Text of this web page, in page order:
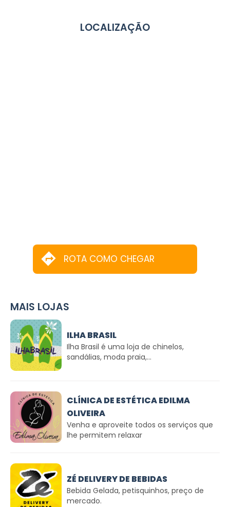
LOCALIZAÇÃO
ROTA COMO CHEGAR
MAIS LOJAS
ILHA BRASIL
Ilha Brasil é uma loja de chinelos,
sandálias, moda praia,...
CLÍNICA DE ESTÉTICA EDILMA
OLIVEIRA
Venha e aproveite todos os serviços que
lhe permitem relaxar
ZÉ DELIVERY DE BEBIDAS
Bebida Gelada, petisquinhos, preço de
mercado.